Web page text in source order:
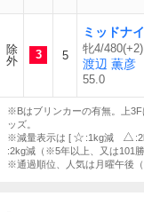
除
外
3 5
ミッドナ
牝4/480(+2)
渡辺 薫彦
55.0
※Bはブリンカーの有無。上
ッズ。
※減量表示は [
:1kg減
:2kg減（※5年以上、又は101
※通過順位、人気は月曜午後